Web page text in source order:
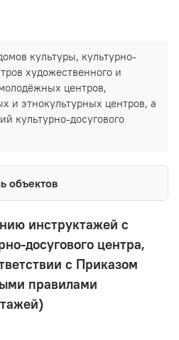
культуры, культурно-
художественного и
центров,
и этнокультурных центров, а
культурно-досугового
объектов
инструктажей с
досугового центра,
с Приказом
правилами